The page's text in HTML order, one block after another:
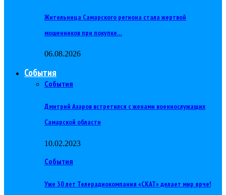
Жительница Самарского региона стала жертвой
мошенников при покупке…
06.08.2026
События
События
Дмитрий Азаров встретился с женами военнослужащих
Самарской области
10.02.2023
События
Уже 30 лет Телерадиокомпания «СКАТ» делает мир ярче!